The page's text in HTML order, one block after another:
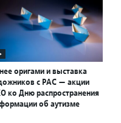
оригами и выставка
с РАС — акции
ко Дню распространения
об аутизме